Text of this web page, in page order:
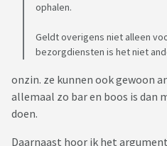
ophalen.
Geldt overigens niet alleen
bezorgdiensten is het niet
onzin. ze kunnen ook gewoon
allemaal zo bar en boos is dan
doen.
Daarnaast hoor ik het